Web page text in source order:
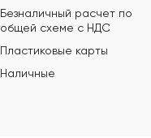
Безналичный расчет по
общей схеме с НДС
Пластиковые карты
Наличные